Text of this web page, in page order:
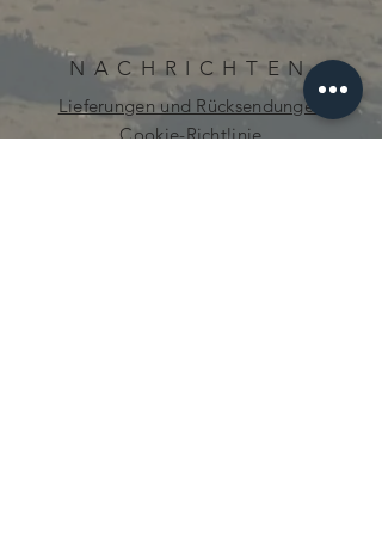
NACHRICHTEN
Lieferungen und Rücksendungen
Cookie-Richtlinie